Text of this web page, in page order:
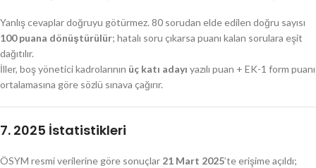
Yanlış cevaplar doğruyu götürmez. 80 sorudan elde edilen doğru sayısı
100 puana dönüştürülür; hatalı soru çıkarsa puanı kalan sorulara eşit
dağıtılır.
İller, boş yönetici kadrolarının üç katı adayı yazılı puan + EK-1 form puanı
ortalamasına göre sözlü sınava çağırır.
7. 2025 İstatistikleri
ÖSYM resmi verilerine göre sonuçlar 21 Mart 2025’te erişime açıldı;